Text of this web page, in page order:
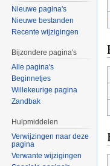
Nieuwe pagina's
Nieuwe bestanden
Recente wijzigingen
Bijzondere pagina's
Alle pagina's
Beginnetjes
Willekeurige pagina
Zandbak
Hulpmiddelen
Verwijzingen naar deze
pagina
Verwante wijzigingen